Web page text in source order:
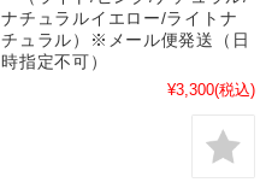
ナチュラルイエロー/ライトナ
チュラル）※メール便発送（日
時指定不可）
¥3,300(税込)